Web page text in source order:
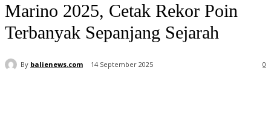
Marino 2025, Cetak Rekor Poin
Terbanyak Sepanjang Sejarah
By balienews.com 14 September 2025 0